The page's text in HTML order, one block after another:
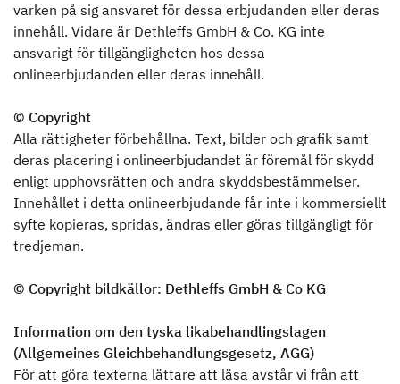
varken på sig ansvaret för dessa erbjudanden eller deras
innehåll. Vidare är Dethleffs GmbH & Co. KG inte
ansvarigt för tillgängligheten hos dessa
onlineerbjudanden eller deras innehåll.
© Copyright
Alla rättigheter förbehållna. Text, bilder och grafik samt
deras placering i onlineerbjudandet är föremål för skydd
enligt upphovsrätten och andra skyddsbestämmelser.
Innehållet i detta onlineerbjudande får inte i kommersiellt
syfte kopieras, spridas, ändras eller göras tillgängligt för
tredjeman.
© Copyright bildkällor: Dethleffs GmbH & Co KG
Information om den tyska likabehandlingslagen
(Allgemeines Gleichbehandlungsgesetz, AGG)
För att göra texterna lättare att läsa avstår vi från att